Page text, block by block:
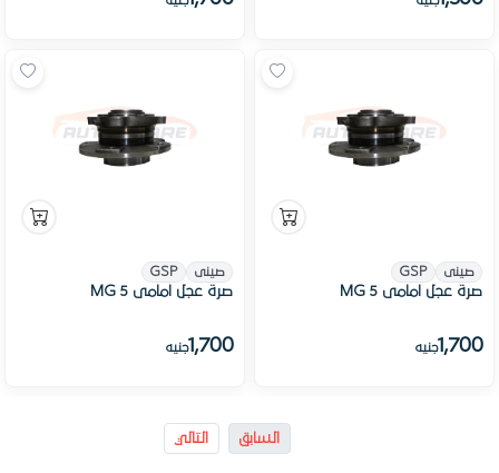
صينى GSP
صرة عجل امامى MG 5
1,700جنيه
صينى GSP
صرة عجل امامى MG 5
1,700جنيه
السابق التالي